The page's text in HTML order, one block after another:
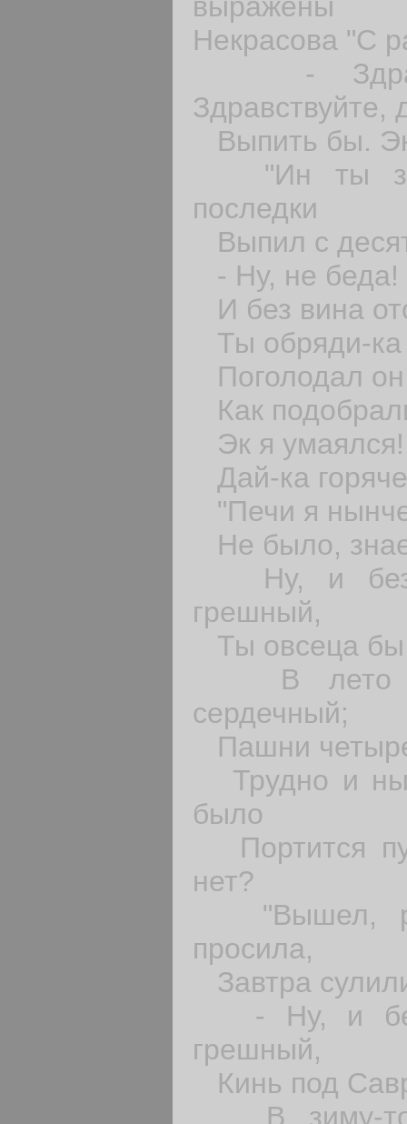
Некрасова "С
-
Здравствуйте,
Выпить бы.
"Ин ты
последки
Выпил с
- Ну, не беда!
И без вина
Ты обряди-ка
Поголодал
Как
Эк я
Дай-ка
"Печи я
Не было,
Ну, и без
грешный,
Ты овсеца бы
В лето
сердечный;
Пашни
Трудно и
было
Портится
нет?
"Вышел,
просила,
Завтра
- Ну, и без
грешный,
Кинь под
В зиму-то